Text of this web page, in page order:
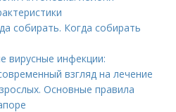
собирать. Когда собирать
вирусные инфекции:
взгляд на лечение
Основные правила